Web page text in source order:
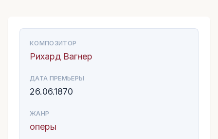
КОМПОЗИТОР
Рихард Вагнер
ДАТА ПРЕМЬЕРЫ
26.06.1870
ЖАНР
оперы